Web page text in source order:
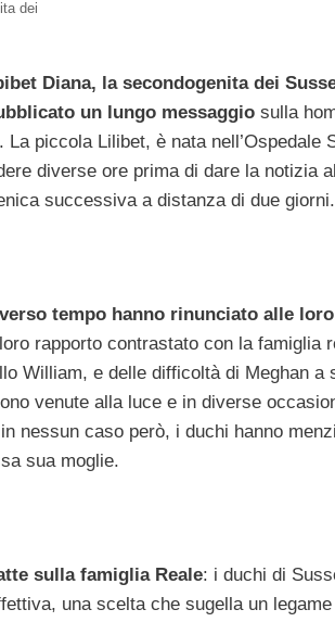
dei
Diana, la secondogenita dei
un lungo messaggio sulla
piccola Lilibet, è nata nell’Ospedale
diverse ore prima di dare la notizia
successiva a distanza di due giorni.
tempo hanno rinunciato alle
rapporto contrastato con la famiglia
William, e delle difficoltà di Meghan
venute alla luce e in diverse
nessun caso però, i duchi hanno
sua moglie.
sulla famiglia Reale: i duchi di
una scelta che sugella un